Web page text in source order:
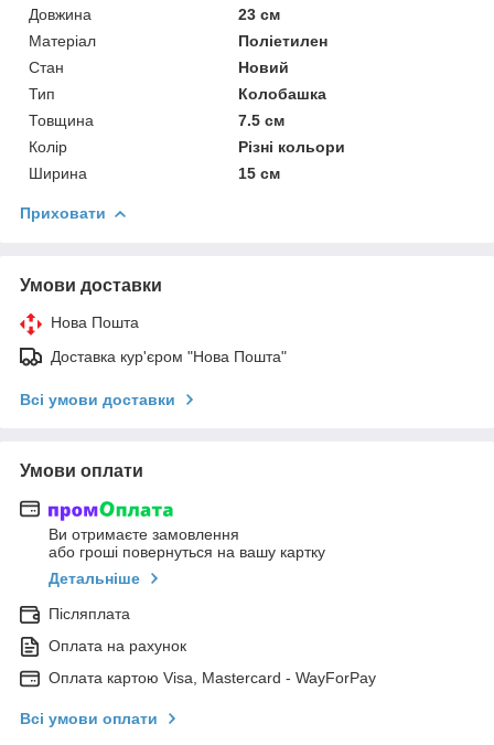
Довжина
23 см
Матеріал
Поліетилен
Стан
Новий
Тип
Колобашка
Товщина
7.5 см
Колір
Різні кольори
Ширина
15 см
Приховати
Умови доставки
Нова Пошта
Доставка кур'єром "Нова Пошта"
Всі умови доставки
Умови оплати
Ви отримаєте замовлення
або гроші повернуться на вашу картку
Детальніше
Післяплата
Оплата на рахунок
Оплата картою Visa, Mastercard - WayForPay
Всі умови оплати